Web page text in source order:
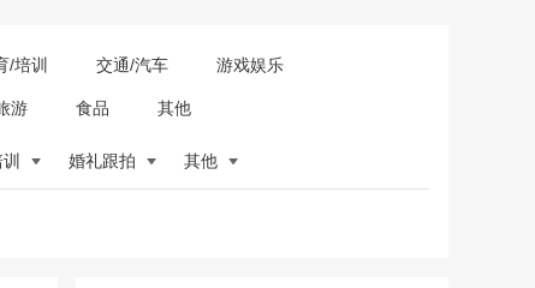
/培训 交通/汽车 游戏娱乐
游 食品 其他
婚礼跟拍 其他